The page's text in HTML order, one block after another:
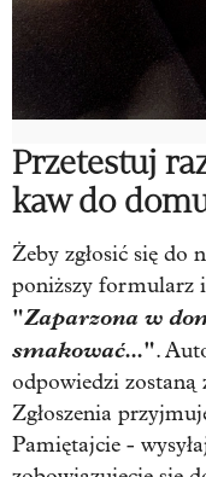
Przetestuj
kaw do
Żeby zgłosić się do
poniższy formularz
"Zaparzona w
smakować...".
odpowiedzi zostaną
Zgłoszenia
Pamiętajcie -